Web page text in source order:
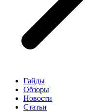
Гайды
Обзоры
Новости
Статьи